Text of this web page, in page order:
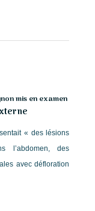
mis en examen
« des lésions
l’abdomen, des
avec défloration